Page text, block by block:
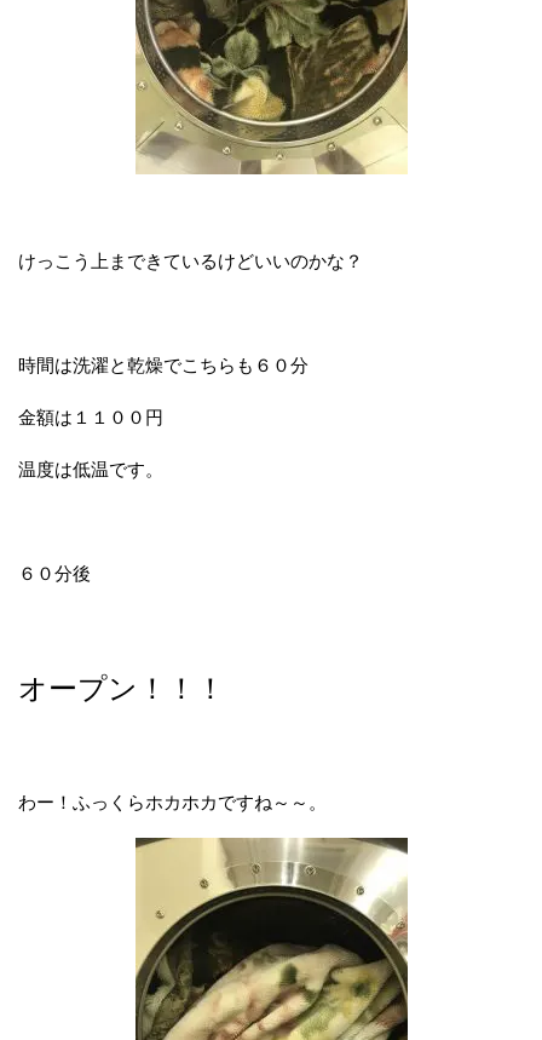
けっこう上まできているけどいいのかな？
時間は洗濯と乾燥でこちらも６０分
金額は１１００円
温度は低温です。
６０分後
オープン！！！
わー！ふっくらホカホカですね～～。